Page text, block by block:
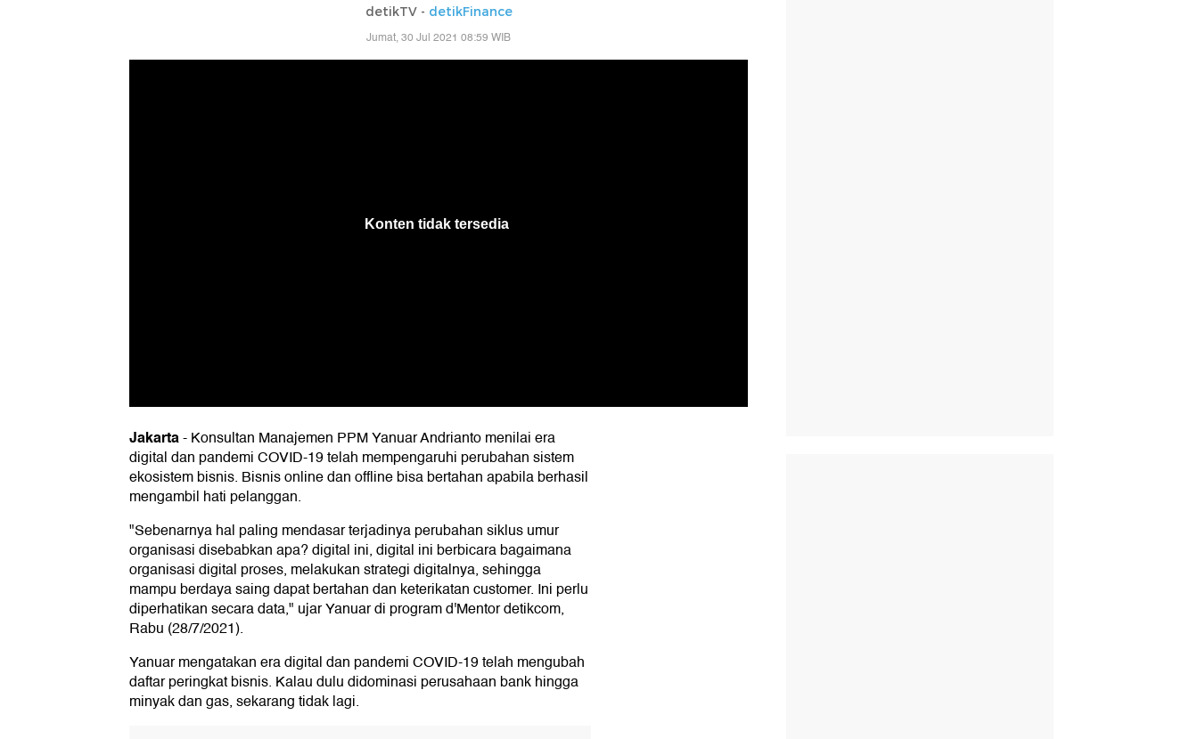
detikTV - detikFinance
Jumat, 30 Jul 2021 08:59 WIB
Jakarta-Konsultan Manajemen PPM Yanuar Andrianto menilai era
digital dan pandemi COVID-19 telah mempengaruhi perubahan sistem
ekosistem bisnis. Bisnis online dan offline bisa bertahan apabila berhasil
mengambil hati pelanggan.
"Sebenarnya hal paling mendasar terjadinya perubahan siklus umur
organisasi disebabkan apa? digital ini, digital ini berbicara bagaimana
organisasi digital proses, melakukan strategi digitalnya, sehingga
mampu berdaya saing dapat bertahan dan keterikatan customer. Ini perlu
diperhatikan secara data," ujar Yanuar di program d'Mentor detikcom,
Rabu (28/7/2021).
Yanuar mengatakan era digital dan pandemi COVID-19 telah mengubah
daftar peringkat bisnis. Kalau dulu didominasi perusahaan bank hingga
minyak dan gas, sekarang tidak lagi.